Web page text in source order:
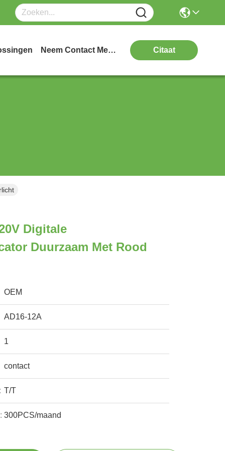
Neem Contact Met Ons Op Citaat
Digitale
Duurzaam Met Rood
OEM
AD16-12A
1
contact
T/T
300PCS/maand